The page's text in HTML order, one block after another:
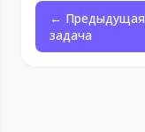
← Предыдущая
задача